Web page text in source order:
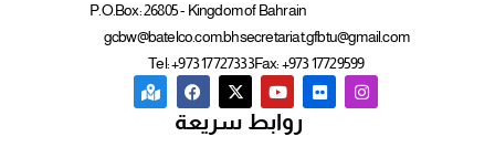
P.O.Box: 26805 - Kingdom of Bahrain
gcbw@batelco.com.bhsecretariat.gfbtu@gmail.com
Tel: +973 17727333Fax: +973 17729599
روابط سريعة